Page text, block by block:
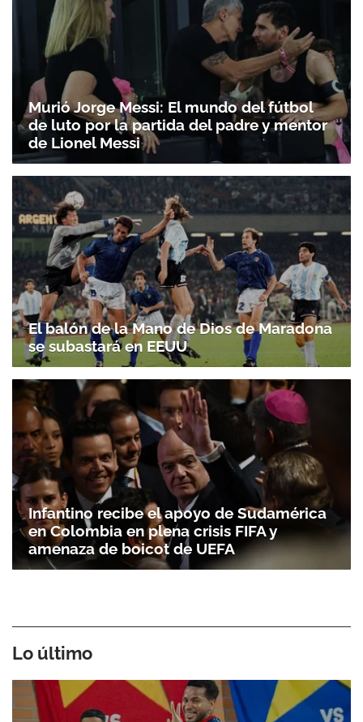
Murió Jorge Messi: El mundo del fútbol
de luto por la partida del padre y mentor
de Lionel Messi
El balón de la Mano de Dios de Maradona
se subastará en EEUU
Infantino recibe el apoyo de Sudamérica
en Colombia en plena crisis FIFA y
amenaza de boicot de UEFA
Lo último